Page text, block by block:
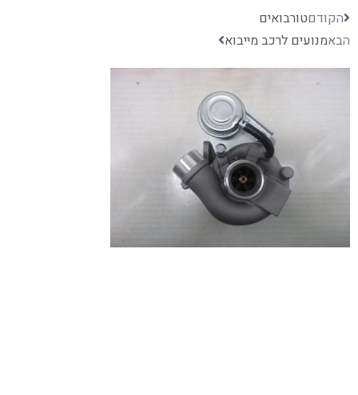
הקודםטורבואים
הבאמנועים לרכב מייבוא